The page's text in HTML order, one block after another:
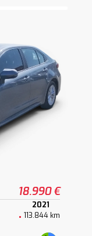
18.990 €
2021
113.844 km